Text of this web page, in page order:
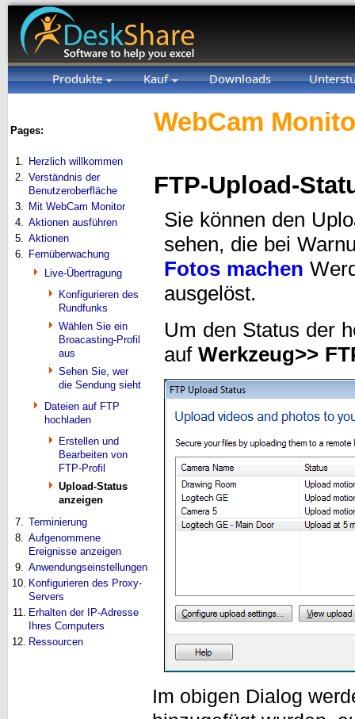
Produkte Kauf Downloads
Pages:
1. Herzlich willkommen
2. Verständnis der
Benutzeroberfläche
3. Mit WebCam Monitor
4. Aktionen ausführen
5. Aktionen
6. Fernüberwachung
Live-Übertragung
Konfigurieren des
Rundfunks
Wählen Sie ein
Broacasting-Profil
aus
Sehen Sie, wer
die Sendung sieht
Dateien auf FTP
hochladen
Erstellen und
Bearbeiten von
FTP-Profil
Upload-Status
anzeigen
7. Terminierung
8. Aufgenommene
Ereignisse anzeigen
9. Anwendungseinstellungen
10. Konfigurieren des Proxy-
Servers
11. Erhalten der IP-Adresse
Ihres Computers
12. Ressourcen
WebCam
FTP-Upload-
Sie können den
sehen, die bei
Fotos machen
ausgelöst.
Um den Status der
auf Werkzeug>>
Im obigen Dialog